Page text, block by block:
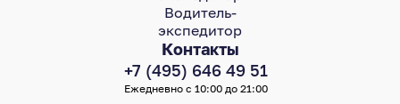
Контакты
+7 (495) 646 49 51
Ежедневно с 10:00 до 21:00
Водитель-
экспедитор